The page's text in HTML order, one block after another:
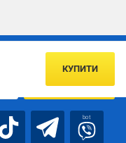
КУПИТИ
акції та пропозиції
ПІДПИСАТИСЯ
bot